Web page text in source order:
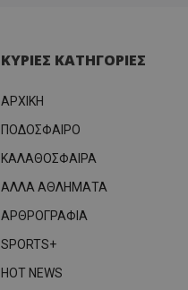
ΚΥΡΙΕΣ ΚΑΤΗΓΟΡΙΕΣ
ΑΡΧΙΚΗ
ΠΟΔΟΣΦΑΙΡΟ
ΚΑΛΑΘΟΣΦΑΙΡΑ
ΑΛΛΑ ΑΘΛΗΜΑΤΑ
ΑΡΘΡΟΓΡΑΦΙΑ
SPORTS+
HOT NEWS